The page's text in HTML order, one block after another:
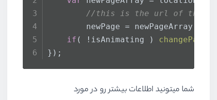
//this is the url of the
newPage =
if ( !isAnimating ) changePage
});
شما میتونید اطلاعات بیشتر رو در مورد